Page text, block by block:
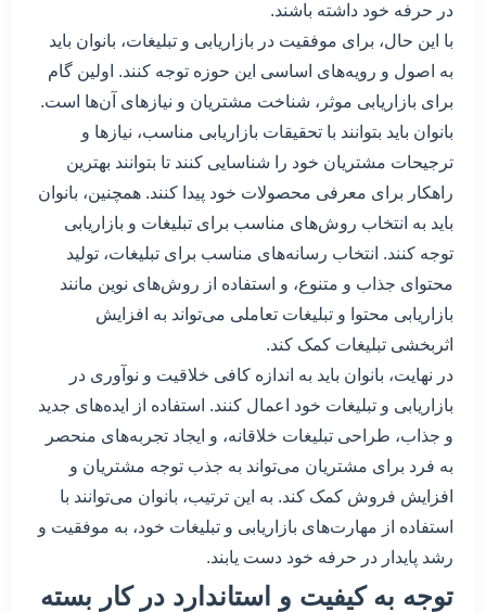
در حرفه خود داشته باشند.
با این حال، برای موفقیت در بازاریابی و تبلیغات، بانوان باید
به اصول و رویه‌های اساسی این حوزه توجه کنند. اولین گام
برای بازاریابی موثر، شناخت مشتریان و نیازهای آن‌ها است.
بانوان باید بتوانند با تحقیقات بازاریابی مناسب، نیازها و
ترجیحات مشتریان خود را شناسایی کنند تا بتوانند بهترین
راهکار برای معرفی محصولات خود پیدا کنند. همچنین، بانوان
باید به انتخاب روش‌های مناسب برای تبلیغات و بازاریابی
توجه کنند. انتخاب رسانه‌های مناسب برای تبلیغات، تولید
محتوای جذاب و متنوع، و استفاده از روش‌های نوین مانند
بازاریابی محتوا و تبلیغات تعاملی می‌تواند به افزایش
اثربخشی تبلیغات کمک کند.
در نهایت، بانوان باید به اندازه کافی خلاقیت و نوآوری در
بازاریابی و تبلیغات خود اعمال کنند. استفاده از ایده‌های جدید
و جذاب، طراحی تبلیغات خلاقانه، و ایجاد تجربه‌های منحصر
به فرد برای مشتریان می‌تواند به جذب توجه مشتریان و
افزایش فروش کمک کند. به این ترتیب، بانوان می‌توانند با
استفاده از مهارت‌های بازاریابی و تبلیغات خود، به موفقیت و
رشد پایدار در حرفه خود دست یابند.
توجه به کیفیت و استاندارد در کار بسته